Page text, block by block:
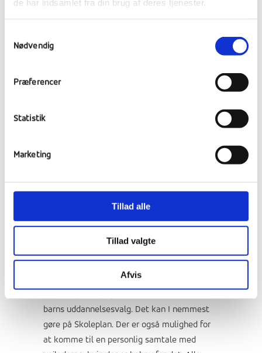
de har indsamlet fra din brug af deres tjenester.
Nødvendig
Præferencer
Statistik
Marketing
Tillad alle
Tillad valgte
Afvis
uddannelsesvalget udfylde ansøgning til
www.optagelse.dk
side kan I se den procedure, der er relevant
Vejledningsmuligheder for
I forældre er meget velkomne til at kontakte
vores vejledere, hvis I har nogle spørgsmål
barns uddannelsesvalg. Det kan I nemmest
gøre på Skoleplan. Der er også mulighed for
at komme til en personlig samtale med